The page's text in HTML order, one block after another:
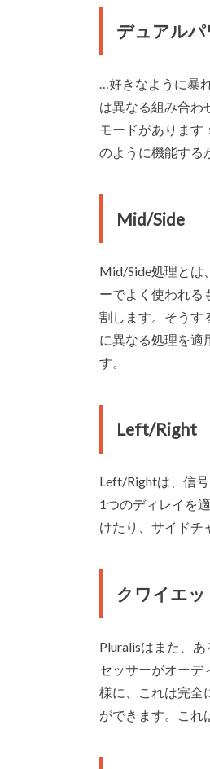
デュアルパ
…好きなように暴
は異なる組み合わ
モードがあります
のように機能する
Mid/Side
Mid/Side処理とは
ーでよく使われる
割します。そうす
に異なる処理を適
す。
Left/Right
Left/Rightは、信
1つのディレイを
けたり、サイドチ
クワイエ
Pluralisはまた、
セッサーがオーデ
様に、これは完全
ができます。これ